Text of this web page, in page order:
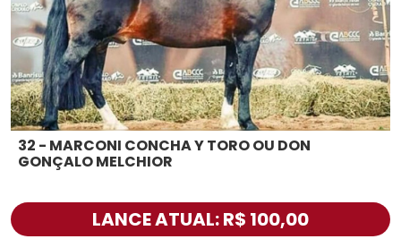
32 - MARCONI CONCHA Y TORO OU DON
GONÇALO MELCHIOR
LANCE ATUAL: R$ 100,00